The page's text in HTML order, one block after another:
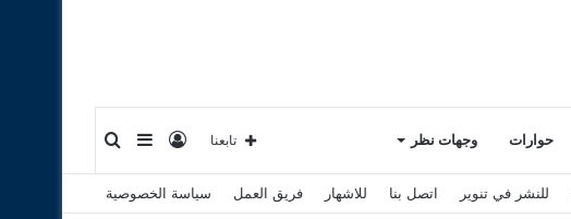
حوارات وجهات نظر إضافة
عمود
تسجيل
الدخول
تابعنا
للنشر في تنوير اتصل بنا للاشهار فريق العمل سياسة الخصوصية